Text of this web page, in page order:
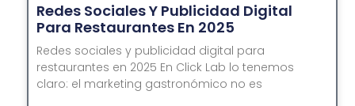
Redes Sociales Y Publicidad Digital
Para Restaurantes En 2025
Redes sociales y publicidad digital para
restaurantes en 2025 En Click Lab lo tenemos
claro: el marketing gastronómico no es